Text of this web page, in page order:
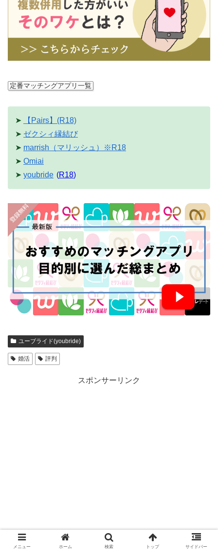
定番マッチングアプリ一覧
➤
【Pairs】(R18)
➤ ゼクシィ縁結び
➤ marrish（マリッシュ）※R18
➤ Omiai
➤ youbride (R18)
ユーブライド(youbride)
婚活 評判
スポンサーリンク
メニュー ホーム 検索 トップ サイドバー